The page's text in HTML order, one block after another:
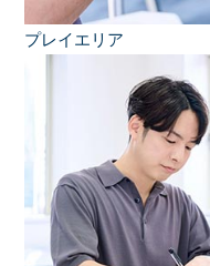
プレイエリア